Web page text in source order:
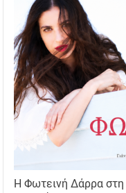
Η Φωτεινή Δάρρα